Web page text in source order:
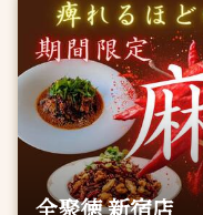
全聚徳 新宿店